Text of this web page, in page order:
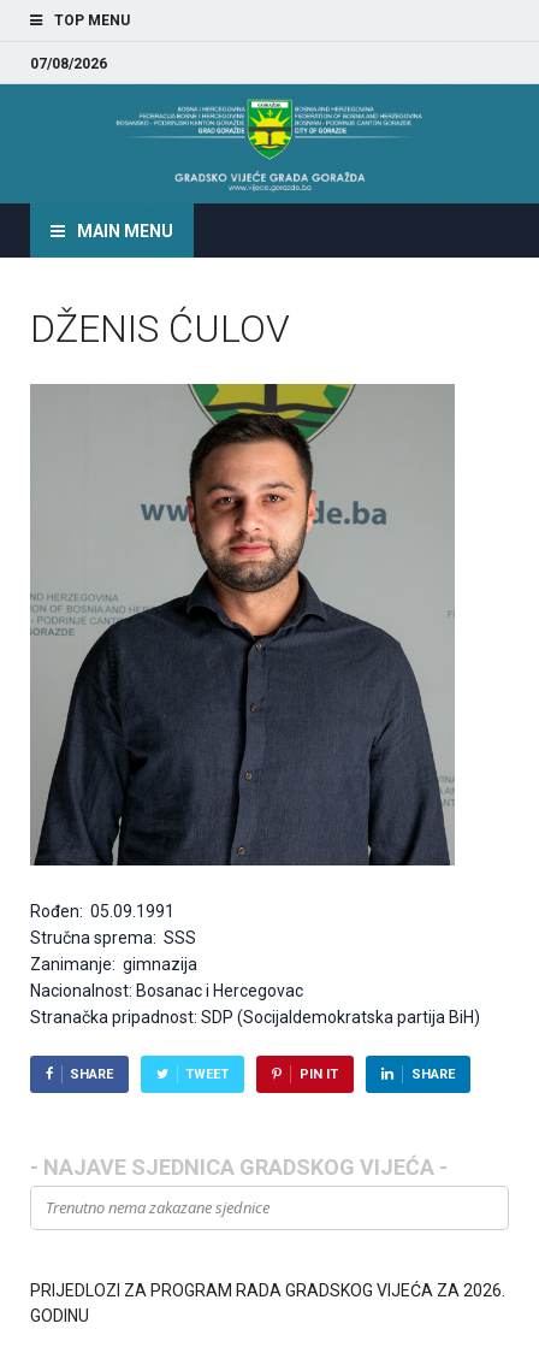
TOP MENU
07/08/2026
GRADSKO VIJEĆE GRADA
MAIN MENU
DŽENIS ĆULOV
Rođen: 05.09.1991
Stručna sprema: SSS
Zanimanje: gimnazija
Nacionalnost: Bosanac i Hercegovac
Stranačka pripadnost: SDP (Socijaldemokratska partija BiH)
SHARE TWEET PIN IT SHARE
- NAJAVE SJEDNICA GRADSKOG VIJEĆA -
Trenutno nema zakazane sjednice
PRIJEDLOZI ZA PROGRAM RADA GRADSKOG VIJEĆA ZA 2026.
GODINU